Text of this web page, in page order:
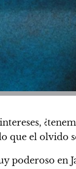
que el olvido
poderoso en